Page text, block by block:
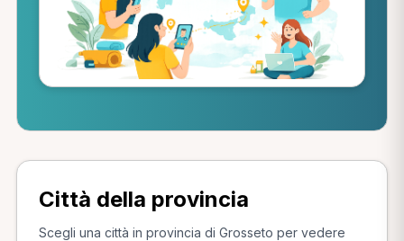
Città della provincia
Scegli una città in provincia di Grosseto per vedere